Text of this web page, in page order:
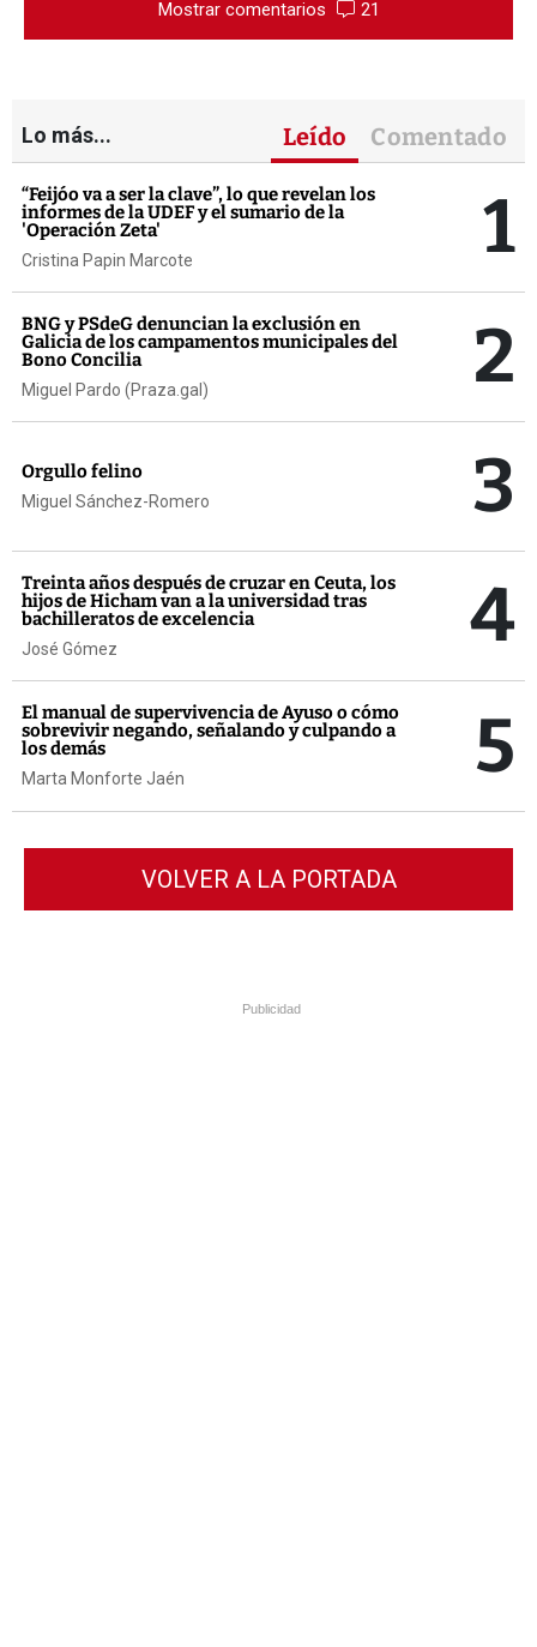
Mostrar comentarios 21
Lo más... Leído Comentado
“Feijóo va a ser la clave”, lo que revelan los
informes de la UDEF y el sumario de la
'Operación Zeta'
Cristina Papin Marcote 1
BNG y PSdeG denuncian la exclusión en
Galicia de los campamentos municipales del
Bono Concilia
Miguel Pardo (Praza.gal) 2
Orgullo felino
Miguel Sánchez-Romero 3
Treinta años después de cruzar en Ceuta, los
hijos de Hicham van a la universidad tras
bachilleratos de excelencia
José Gómez 4
El manual de supervivencia de Ayuso o cómo
sobrevivir negando, señalando y culpando a
los demás
Marta Monforte Jaén 5
VOLVER A LA PORTADA
Publicidad